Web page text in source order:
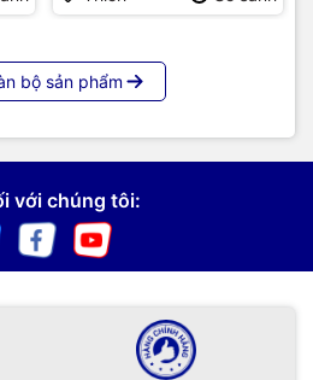
bộ sản phẩm
với chúng tôi: